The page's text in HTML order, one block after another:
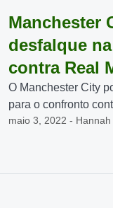
Manchester
desfalque
contra Real
O Manchester City
para o confronto
maio 3, 2022 - Hannah